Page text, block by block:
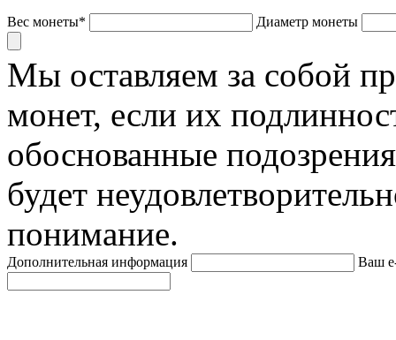
Вес монеты* Диаметр монеты
Мы оставляем за собой
монет, если их
обоснованные
будет
понимание.
Дополнительная информация Ваш